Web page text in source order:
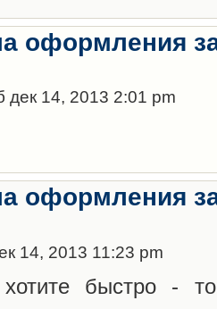
оформления
дек 14, 2013 2:01 pm
оформления
14, 2013 11:23 pm
быстро -